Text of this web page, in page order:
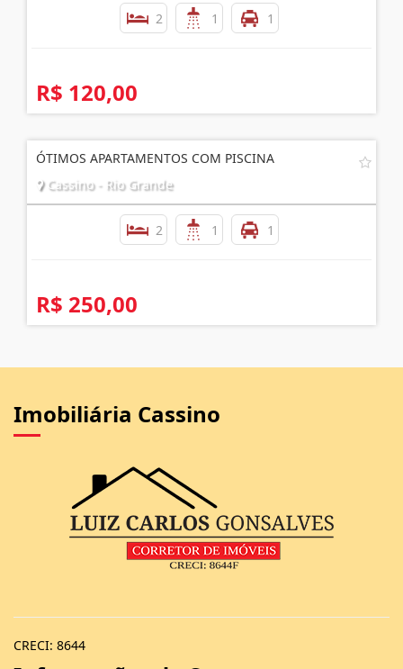
2 1 1
R$ 120,00
ÓTIMOS APARTAMENTOS COM PISCINA
Cassino - Rio Grande
2 1 1
R$ 250,00
Imobiliária Cassino
CRECI: 8644